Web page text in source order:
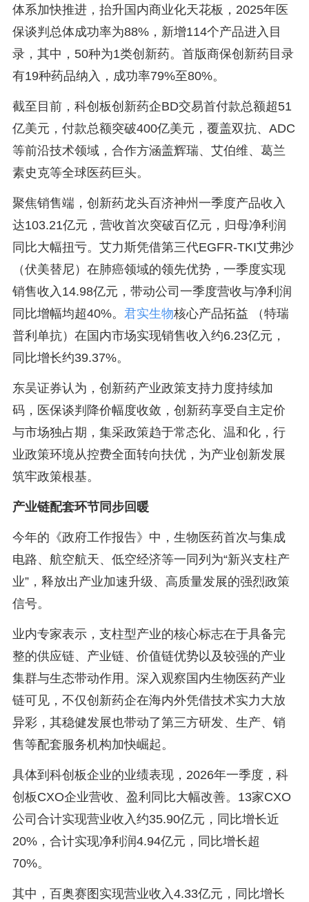
体系加快推进，抬升国内商业化天花板，2025年医
保谈判总体成功率为88%，新增114个产品进入目
录，其中，50种为1类创新药。首版商保创新药目录
有19种药品纳入，成功率79%至80%。
截至目前，科创板创新药企BD交易首付款总额超51
亿美元，付款总额突破400亿美元，覆盖双抗、ADC
等前沿技术领域，合作方涵盖辉瑞、艾伯维、葛兰
素史克等全球医药巨头。
聚焦销售端，创新药龙头百济神州一季度产品收入
达103.21亿元，营收首次突破百亿元，归母净利润
同比大幅扭亏。艾力斯凭借第三代EGFR-TKI艾弗沙
（伏美替尼）在肺癌领域的领先优势，一季度实现
销售收入14.98亿元，带动公司一季度营收与净利润
同比增幅均超40%。 君实生物核心产品拓益 （特瑞
普利单抗）在国内市场实现销售收入约6.23亿元，
同比增长约39.37%。
东吴证券认为，创新药产业政策支持力度持续加
码，医保谈判降价幅度收敛，创新药享受自主定价
与市场独占期，集采政策趋于常态化、温和化，行
业政策环境从控费全面转向扶优，为产业创新发展
筑牢政策根基。
产业链配套环节同步回暖
今年的《政府工作报告》中，生物医药首次与集成
电路、航空航天、低空经济等一同列为“新兴支柱产
业”，释放出产业加速升级、高质量发展的强烈政策
信号。
业内专家表示，支柱型产业的核心标志在于具备完
整的供应链、产业链、价值链优势以及较强的产业
集群与生态带动作用。深入观察国内生物医药产业
链可见，不仅创新药企在海内外凭借技术实力大放
异彩，其稳健发展也带动了第三方研发、生产、销
售等配套服务机构加快崛起。
具体到科创板企业的业绩表现，2026年一季度，科
创板CXO企业营收、盈利同比大幅改善。13家CXO
公司合计实现营业收入约35.90亿元，同比增长近
20%，合计实现净利润4.94亿元，同比增长超
70%。
其中，百奥赛图实现营业收入4.33亿元，同比增长